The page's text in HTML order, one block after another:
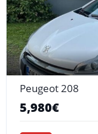
Peugeot 208
5,980€